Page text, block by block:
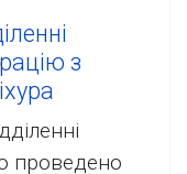
з
проведено